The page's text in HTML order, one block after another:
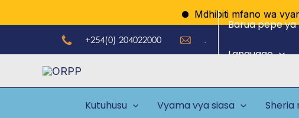
Mdhibiti mfano wa
to
+254(0) 204022000
Barua pepe
Language
Kutuhusu Vyama vya siasa Sheria